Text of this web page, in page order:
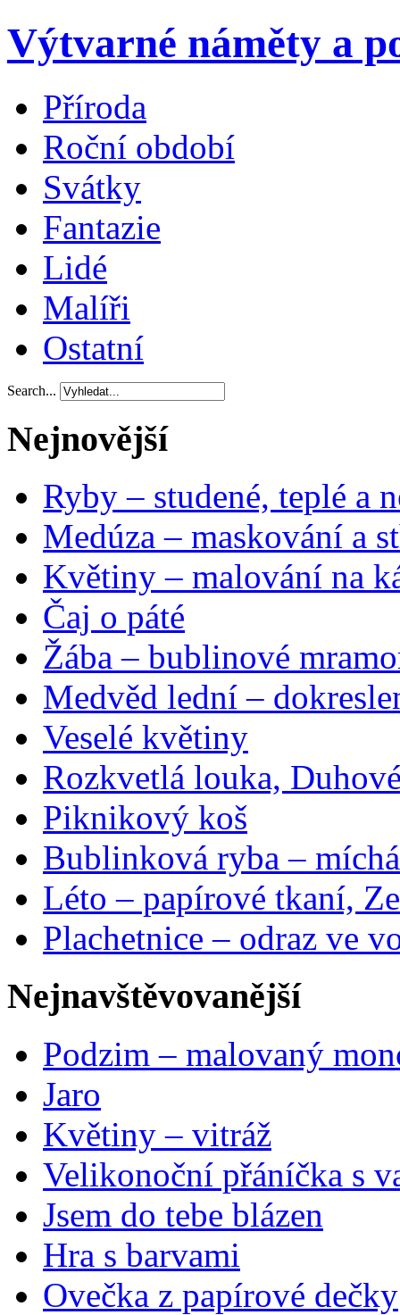
Výtvarné náměty a
Příroda
Roční období
Svátky
Fantazie
Lidé
Malíři
Ostatní
Search...
Nejnovější
Ryby – studené, teplé a
Medúza – maskování a
Květiny – malování na
Čaj o páté
Žába – bublinové
Medvěd lední –
Veselé květiny
Rozkvetlá louka,
Piknikový koš
Bublinková ryba –
Léto – papírové tkaní,
Plachetnice – odraz ve
Nejnavštěvovanější
Podzim – malovaný
Jaro
Květiny – vitráž
Velikonoční přáníčka s
Jsem do tebe blázen
Hra s barvami
Ovečka z papírové dečky